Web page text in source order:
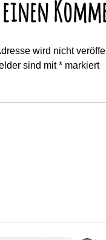
einen
wird nicht
sind mit* markiert